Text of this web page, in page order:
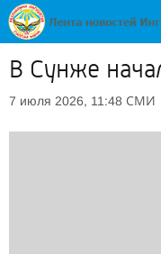
В Сунже
7 июля 2026, 11:48 СМИ